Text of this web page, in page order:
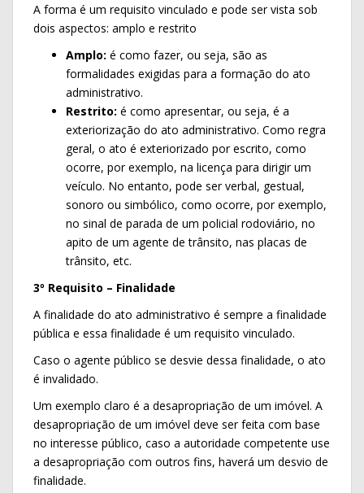
A forma é um requisito vinculado e pode ser vista sob
dois aspectos: amplo e restrito
Amplo: é como fazer, ou seja, são as
formalidades exigidas para a formação do ato
administrativo.
Restrito: é como apresentar, ou seja, é a
exteriorização do ato administrativo. Como regra
geral, o ato é exteriorizado por escrito, como
ocorre, por exemplo, na licença para dirigir um
veículo. No entanto, pode ser verbal, gestual,
sonoro ou simbólico, como ocorre, por exemplo,
no sinal de parada de um policial rodoviário, no
apito de um agente de trânsito, nas placas de
trânsito, etc.
3º Requisito – Finalidade
A finalidade do ato administrativo é sempre a finalidade
pública e essa finalidade é um requisito vinculado.
Caso o agente público se desvie dessa finalidade, o ato
é invalidado.
Um exemplo claro é a desapropriação de um imóvel. A
desapropriação de um imóvel deve ser feita com base
no interesse público, caso a autoridade competente use
a desapropriação com outros fins, haverá um desvio de
finalidade.